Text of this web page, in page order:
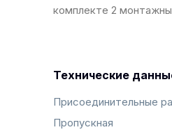
комплекте 2
Технические
Присоединительные
Пропускная